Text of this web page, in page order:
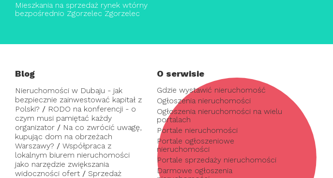
Mieszkania na sprzedaż rynek wtórny
bezpośrednio Zgorzelec Zgorzelec
Blog
Nieruchomości w Dubaju - jak
bezpiecznie zainwestować kapitał z
Polski? / RODO na konferencji - o
czym musi pamiętać każdy
organizator / Na co zwrócić uwagę,
kupując dom na obrzeżach
Warszawy? / Współpraca z
lokalnym biurem nieruchomości
jako narzędzie zwiększania
widoczności ofert / Sprzedaż
O serwisie
Gdzie wystawić nieruchomość
Ogłoszenia nieruchomości
Ogłoszenia nieruchomości na wielu
portalach
Portale nieruchomości
Portale ogłoszeniowe
nieruchomości
Portale sprzedaży nieruchomości
Darmowe ogłoszenia